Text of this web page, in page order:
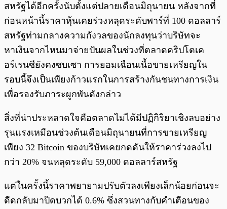
สหรัฐได้อีกครั้งนับตั้งแต่ปลายเดือนมิถุนายน หลังจากที่
ก่อนหน้านี้ราคาหุ้นเคยร่วงหลุดระดับพาร์ที่ 100 ดอลลาร์
สหรัฐท่ามกลางความกังวลของนักลงทุนว่าบริษัทจะ
หาเงินจากไหนมาจ่ายปันผลในช่วงที่ตลาดคริปโตเค
อร์เรนซียังคงซบเซา การยอมเฉือนเนื้อขายเหรียญใน
รอบนี้จึงเป็นเพียงก้าวแรกในการสร้างกันชนทางการเงิน
เพื่อรองรับภาระผูกพันดังกล่าว
สิ่งที่น่าประหลาดใจคือตลาดไม่ได้มีปฏิกิริยาเชิงลบอย่าง
รุนแรงเหมือนช่วงต้นเดือนมิถุนายนที่การขายเหรียญ
เพียง 32 Bitcoin ของบริษัทเคยกดดันให้ราคาร่วงลงไป
กว่า 20% จนหลุดระดับ 59,000 ดอลลาร์สหรัฐ
แต่ในครั้งนี้ราคาพยายามปรับตัวลงเพียงเล็กน้อยก่อนจะ
ดีดกลับมาปิดบวกได้ 0.6% ซึ่งสวนทางกับคำเตือนของ